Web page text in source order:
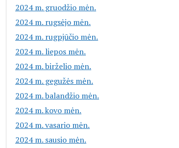
2024 m. gruodžio mėn.
2024 m. rugsėjo mėn.
2024 m. rugpjūčio mėn.
2024 m. liepos mėn.
2024 m. birželio mėn.
2024 m. gegužės mėn.
2024 m. balandžio mėn.
2024 m. kovo mėn.
2024 m. vasario mėn.
2024 m. sausio mėn.